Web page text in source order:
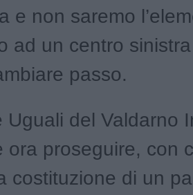
e non saremo
ad un centro
passo.
Uguali del Valdarno
ora proseguire, con
costituzione di un